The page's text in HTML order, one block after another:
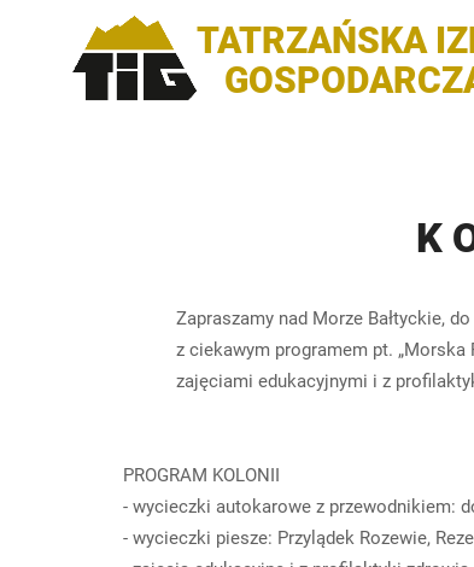
TATRZAŃSKA
K
Zapraszamy nad Morze Bałtyckie, do
z ciekawym programem pt. „Morska
zajęciami edukacyjnymi i z profilaktyki
PROGRAM KOLONII
- wycieczki autokarowe z przewodnikiem:
- wycieczki piesze: Przylądek Rozewie,